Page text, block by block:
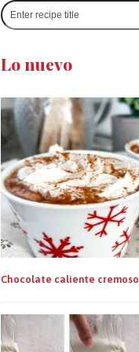
Enter
recipe
Lo nuevo
Chocolate caliente cremoso